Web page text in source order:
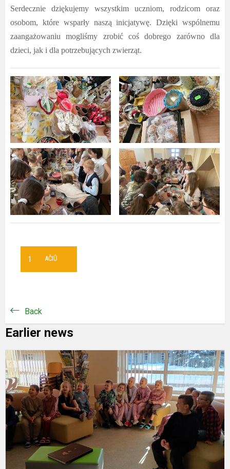
Serdecznie dziękujemy wszystkim uczniom, rodzicom oraz
osobom, które wsparły naszą inicjatywę. Dzięki wspólnemu
zaangażowaniu mogliśmy zrobić coś dobrego zarówno dla
dzieci, jak i dla potrzebujących zwierząt.
AČIŪ
1
Back
Earlier news